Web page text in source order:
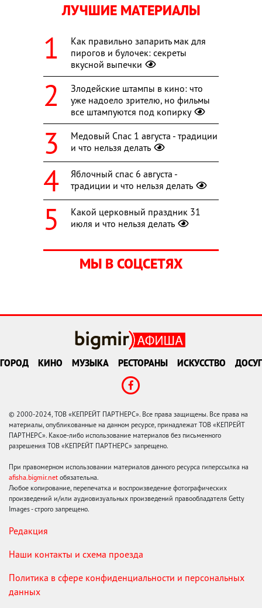
ЛУЧШИЕ МАТЕРИАЛЫ
Как правильно запарить мак для
пирогов и булочек: секреты
вкусной выпечки
Злодейские штампы в кино: что
уже надоело зрителю, но фильмы
все штампуются под копирку
Медовый Спас 1 августа - традиции
и что нельзя делать
Яблочный спас 6 августа -
традиции и что нельзя делать
Какой церковный праздник 31
июля и что нельзя делать
МЫ В СОЦСЕТЯХ
ГОРОД КИНО МУЗЫКА РЕСТОРАНЫ ИСКУССТВО ДОСУГ
© 2000-2024, ТОВ «КЕПРЕЙТ ПАРТНЕРС». Все права защищены. Все права на
материалы, опубликованные на данном ресурсе, принадлежат ТОВ «КЕПРЕЙТ
ПАРТНЕРС». Какое-либо использование материалов без письменного
разрешения ТОВ «КЕПРЕЙТ ПАРТНЕРС» запрещено.
При правомерном использовании материалов данного ресурса гиперссылка на
afisha.bigmir.net обязательна.
Любое копирование, перепечатка и воспроизведение фотографических
произведений и/или аудиовизуальных произведений правообладателя Getty
Images - строго запрещено.
Редакция
Наши контакты и схема проезда
Политика в сфере конфиденциальности и персональных
данных